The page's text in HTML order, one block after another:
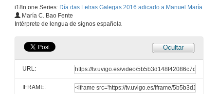
i18n.one.Series: Día das Letras Galegas 2016 adicado a Manuel María
María C. Bao Fente
Intérprete de lengua de signos española
Ocultar
URL:
IFRAME: